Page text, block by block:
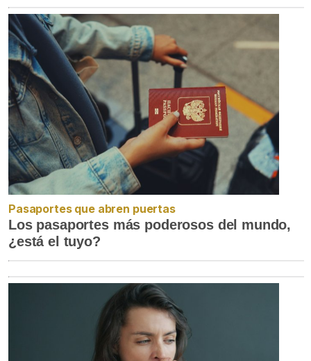
Pasaportes que abren puertas
Los pasaportes más poderosos del mundo,
¿está el tuyo?